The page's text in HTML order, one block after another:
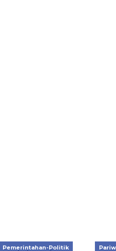
Pemerintahan-Politik